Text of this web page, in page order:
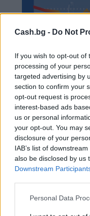
Cash.bg - Do Not
If you wish to opt-out of
processing of your
targeted advertising by
section to confirm your
opt-out request is
interest-based ads
us or personal
your opt-out. You may
disclosure of your
IAB’s list of
also be disclosed by us
Downstream
Personal Data
Дейност и
януари 2021 г.
25.02.2021 / 14:34